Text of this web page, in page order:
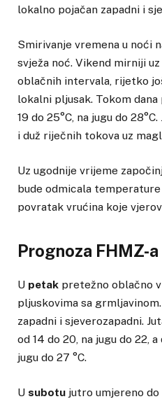
lokalno pojačan zapadni i
Smirivanje vremena u noći
svježa noć. Vikend mirniji
oblačnih intervala, rijetko
lokalni pljusak. Tokom
19 do 25°C, na jugu do
i duž riječnih tokova uz
Uz ugodnije vrijeme
bude odmicala
povratak vrućina koje
Prognoza FHMZ-
U petak pretežno oblačno
pljuskovima sa
zapadni i sjeverozapadni.
od 14 do 20, na jugu do 22,
jugu do 27 °C.
U subotu jutro umjereno